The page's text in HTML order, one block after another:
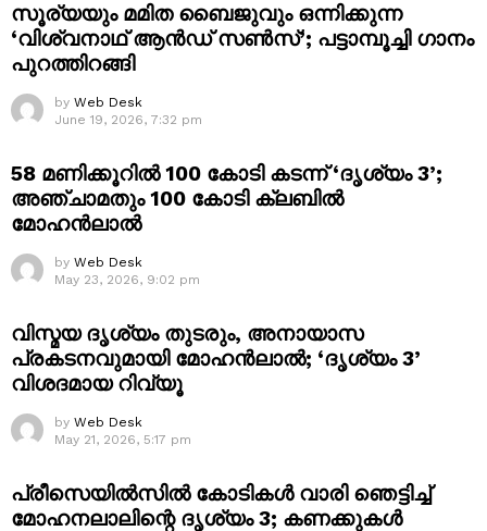
സൂര്യയും മമിത ബൈജുവും ഒന്നിക്കുന്ന
‘വിശ്വനാഥ് ആൻഡ് സൺസ്’; പട്ടാമ്പൂച്ചി ഗാനം
പുറത്തിറങ്ങി
by Web Desk
June 19, 2026, 7:32 pm
58 മണിക്കൂറിൽ 100 കോടി കടന്ന് ‘ദൃശ്യം 3’;
അഞ്ചാമതും 100 കോടി ക്ലബിൽ
മോഹൻലാൽ
by Web Desk
May 23, 2026, 9:02 pm
വിസ്മയ ദൃശ്യം തുടരും, അനായാസ
പ്രകടനവുമായി മോഹൻലാൽ; ‘ദൃശ്യം 3’
വിശദമായ റിവ്യൂ
by Web Desk
May 21, 2026, 5:17 pm
പ്രീസെയിൽസിൽ കോടികൾ വാരി ഞെട്ടിച്ച്
മോഹനലാലിന്റെ ദൃശ്യം 3; കണക്കുകൾ